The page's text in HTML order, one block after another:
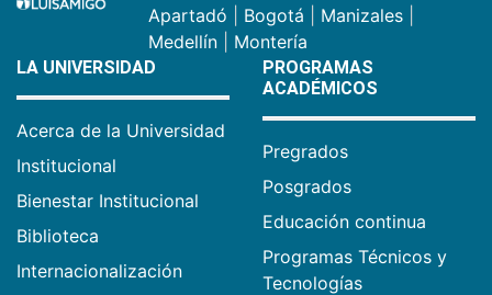
Apartadó Bogotá Manizales
Medellín
Montería
LA UNIVERSIDAD
Acerca de la Universidad
Institucional
Bienestar Institucional
Biblioteca
Internacionalización
PROGRAMAS
ACADÉMICOS
Pregrados
Posgrados
Educación continua
Programas Técnicos y
Tecnologías